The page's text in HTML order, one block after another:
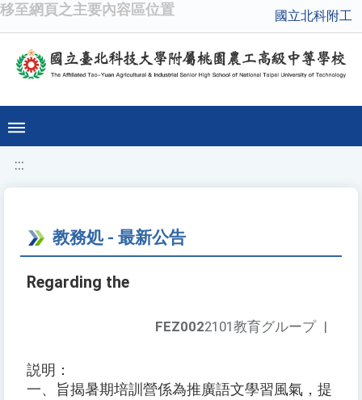
移至網頁之主要內容區位置 國立北科附工
:::
教務処 - 最新公告
Regarding the
FEZ0022101教育グループ |
説明：
一、旨揭暑期培訓營係為推廣語文學習風氣，提